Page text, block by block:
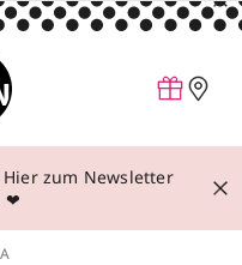
Hier zum Newsletter
❤